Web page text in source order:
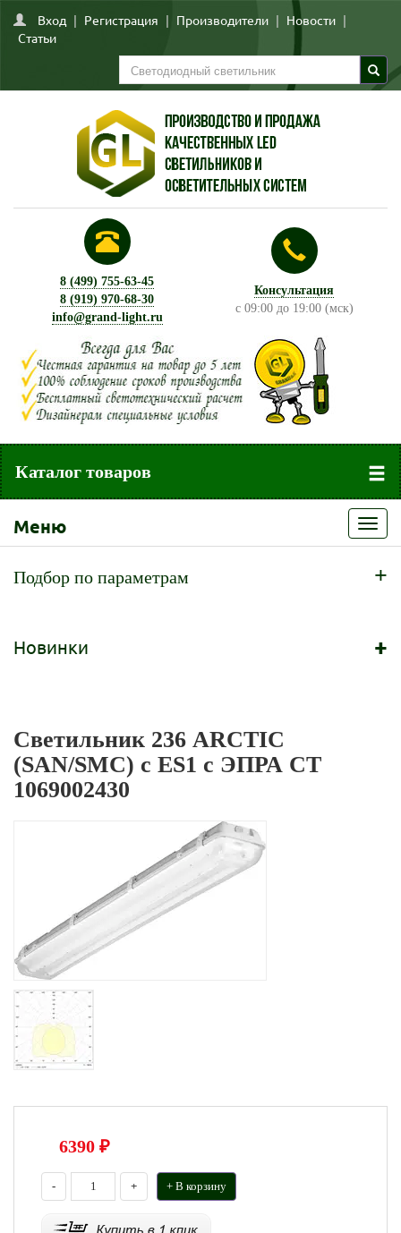
Вход | Регистрация | Производители | Новости |
Статьи
8 (499) 755-63-45
8 (919) 970-68-30
info@grand-light.ru
Консультация
с 09:00 до 19:00 (мск)
Каталог товаров
Меню
Подбор по параметрам +
Новинки +
Светильник 236 ARCTIC
(SAN/SMC) с ES1 с ЭПРА СТ
1069002430
6390 ₽
- + + В корзину